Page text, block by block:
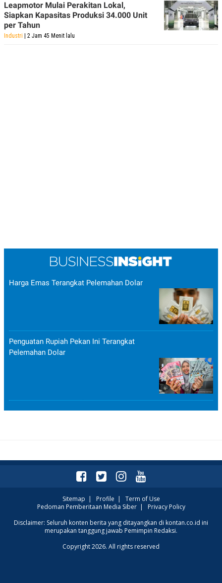
Leapmotor Mulai Perakitan Lokal,
Siapkan Kapasitas Produksi 34.000 Unit
per Tahun
Industri | 2 Jam 45 Menit lalu
Harga Emas Terangkat Pelemahan Dolar
Penguatan Rupiah Pekan Ini Terangkat
Pelemahan Dolar
Sitemap | Profile | Term of Use
Pedoman Pemberitaan Media Siber| Privacy Policy
Disclaimer: Seluruh konten berita yang ditayangkan di kontan.co.id ini
merupakan tanggung jawab Pemimpin Redaksi.
Copyright 2026. All rights reserved